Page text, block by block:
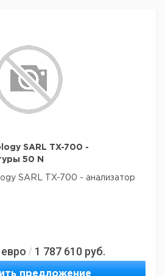
SARL TX-700 -
50 N
SARL TX-700 - анализатор
евро / 1 787 610 руб.
предложение